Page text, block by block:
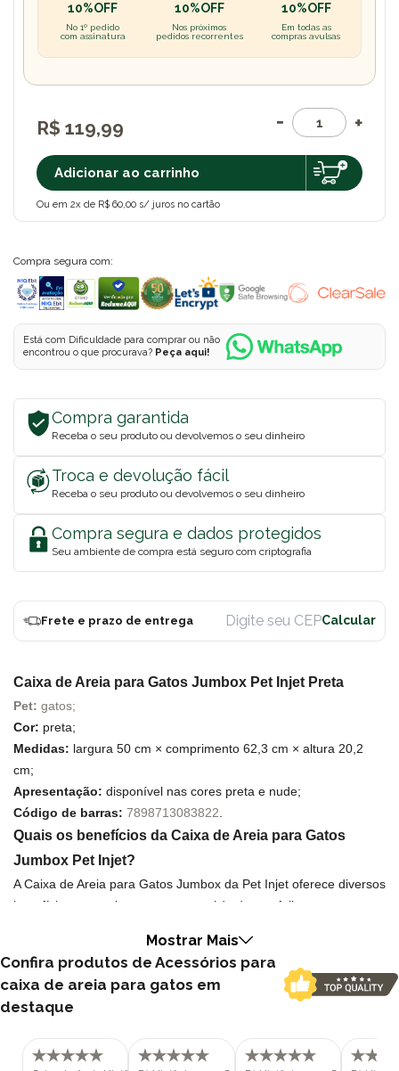
R$ 119,99
Adicionar ao carrinho
Ou em 2x de R$ 60,00 s/ juros no cartão
10%OFF
No 1º pedido
com assinatura
10%OFF
Nos próximos
pedidos recorrentes
10%OFF
Em todas as
compras avulsas
Compra segura com:
Está com Dificuldade para comprar ou não
encontrou o que procurava? Peça aqui!
Compra garantida
Receba o seu produto ou devolvemos o seu dinheiro
Troca e devolução fácil
Receba o seu produto ou devolvemos o seu dinheiro
Compra segura e dados protegidos
Seu ambiente de compra está seguro com criptografia
Frete e prazo de entrega
Caixa de Areia para Gatos Jumbox Pet Injet Preta
Pet: gatos;
Cor: preta;
Medidas: largura 50 cm × comprimento 62,3 cm × altura 20,2
cm;
Apresentação: disponível nas cores preta e nude;
Código de barras: 7898713083822
Quais os benefícios da Caixa de Areia para Gatos
Jumbox Pet Injet?
A Caixa de Areia para Gatos Jumbox da Pet Injet oferece diversos
benefícios para o bem-estar e a saúde do seu felino,
ele fazer suas necessidades:
Amplo espaço e conforto:
A Jumbox é uma caixa de areia gigante, com dimensões
generosas que atendem às necessidades de gatos de todos os
interno permite que o gato se movimente livremente, cavando,
Mostrar Mais
Confira produtos de Acessórios para
caixa de areia para gatos em
destaque